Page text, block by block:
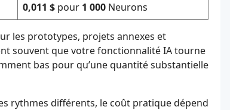
0,011 $ pour 1 000 Neurons
les prototypes, projets annexes et
souvent que votre fonctionnalité IA tourne
bas pour qu’une quantité substantielle
rythmes différents, le coût pratique dépend